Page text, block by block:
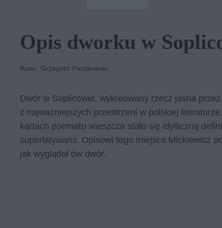
Opis dworku w
Autor: Grzegorz Paczkowski
Dwór w Soplicowie, wykreowany rzecz jasna
z najważniejszych przestrzeni w polskiej
kartach poematu wieszcza stało się idylliczną
superlatywami. Opisowi tego miejsca Mickiewicz
jak wyglądał ów dwór.